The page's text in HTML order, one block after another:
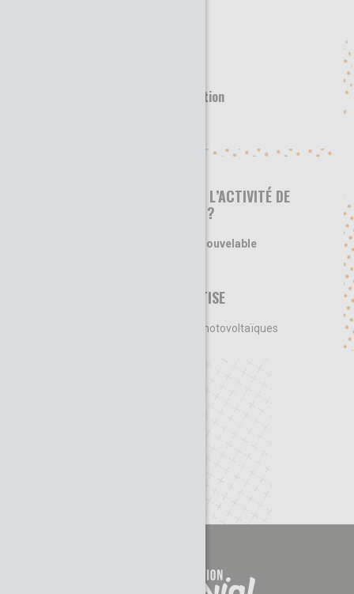
Territoire d’implantation
EN QUOI CONSISTE L’ACTIVITÉ DE
CETTE ORGANISATION ?
Producteur d'énergie renouvelable
DOMAINE D’EXPERTISE
Centrales thermiques et photovoltaïques